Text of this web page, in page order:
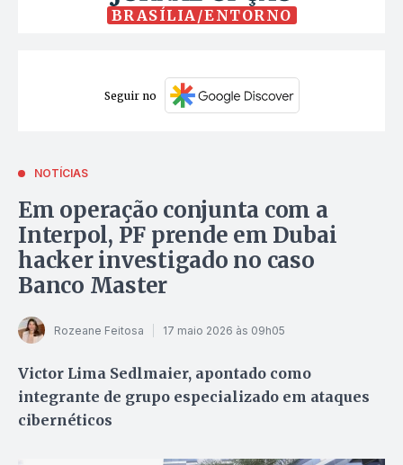
BRASÍLIA/ENTORNO
Seguir no
NOTÍCIAS
Em operação conjunta com a
Interpol, PF prende em Dubai
hacker investigado no caso
Banco Master
Rozeane Feitosa 17 maio 2026 às 09h05
Victor Lima Sedlmaier, apontado como
integrante de grupo especializado em ataques
cibernéticos